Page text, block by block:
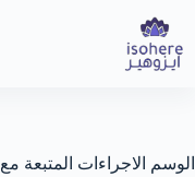
المحتوى
الوسم الاجراءات المتبعة مع iso 14001